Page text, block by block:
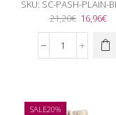
SKU: SC-PASH-PLAIN-
21,20€ Original
price
was:
21,20€.
16,96€Η
Signare
ποσότητα
SALE20%